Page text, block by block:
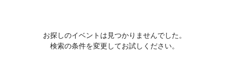
お探しのイベントは見つかりませんでした。
検索の条件を変更してお試しください。